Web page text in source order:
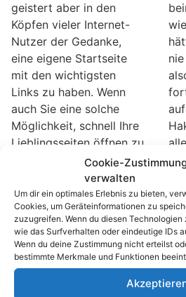
geistert aber in den
Köpfen vieler Internet-
Nutzer der Gedanke,
eine eigene Startseite
mit den wichtigsten
Links zu haben. Wenn
auch Sie eine solche
Möglichkeit, schnell Ihre
Lieblingsseiten öffnen zu
können, suchen, dann
lesen Sie einfach weiter.
Es ist im Grunde ganz
einfach. Mit wenigen
Handgriffen haben Sie
schon eine recht
ordentliche Seite zur
Cookie-
verwalten
Um dir ein optimales Erlebnis zu bieten,
Cookies, um Geräteinformationen zu
zuzugreifen. Wenn du diesen
wie das Surfverhalten oder eindeutige IDs
Wenn du deine Zustimmung nicht erteilst
bestimmte Merkmale und Funktionen